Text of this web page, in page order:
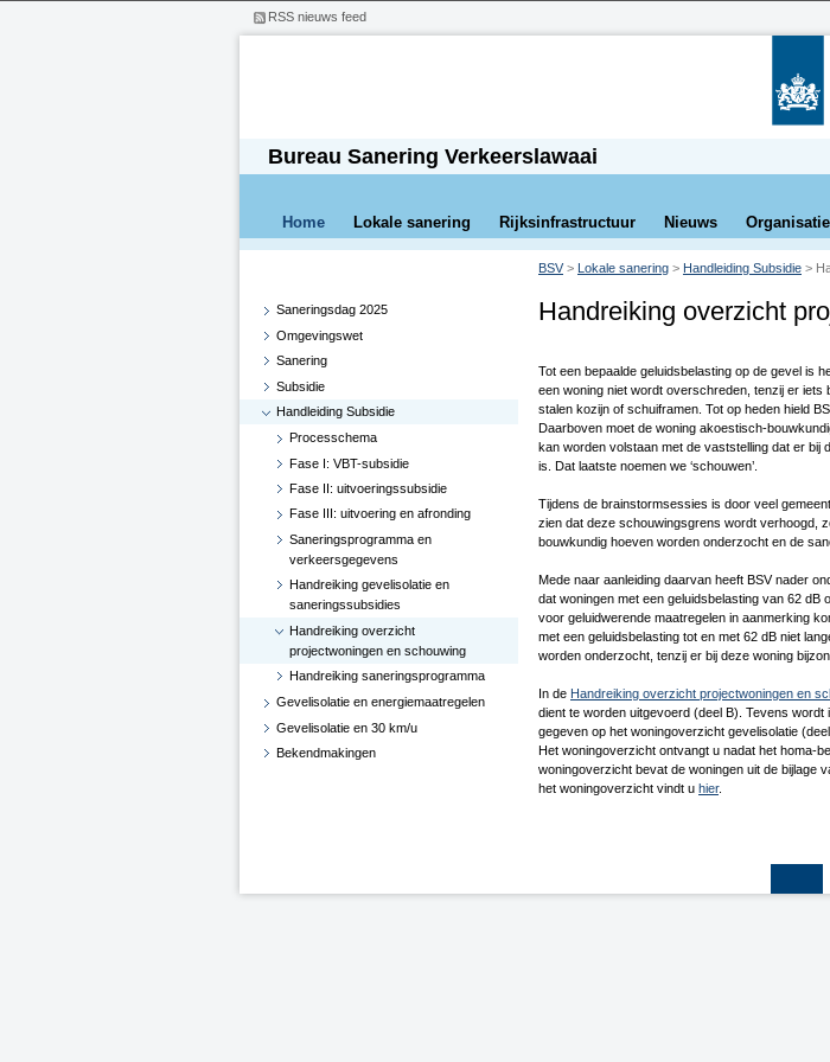
Bureau Sanering Verkeerslawaai
Home Lokale sanering Rijksinfrastructuur Nieuws Organisatie
BSV> Lokale sanering > Handleiding Subsidie >
Handreiking overzicht
Tot een bepaalde geluidsbelasting op de gevel is
een woning niet wordt overschreden, tenzij er iets
stalen kozijn of schuiframen. Tot op heden hield
Daarboven moet de woning akoestisch-
kan worden volstaan met de vaststelling dat er bij
is. Dat laatste noemen we ‘schouwen’.
Tijdens de brainstormsessies is door veel
zien dat deze schouwingsgrens wordt verhoogd,
bouwkundig hoeven worden onderzocht en de
Mede naar aanleiding daarvan heeft BSV nader
dat woningen met een geluidsbelasting van 62 dB
voor geluidwerende maatregelen in aanmerking
met een geluidsbelasting tot en met 62 dB niet
worden onderzocht, tenzij er bij deze woning
In de Handreiking overzicht projectwoningen en
dient te worden uitgevoerd (deel B). Tevens wordt
gegeven op het woningoverzicht gevelisolatie (deel
Het woningoverzicht ontvangt u nadat het homa-
woningoverzicht bevat de woningen uit de bijlage
het woningoverzicht vindt u hier.
Saneringsdag 2025
Omgevingswet
Sanering
Subsidie
Handleiding Subsidie
Processchema
Fase I: VBT-subsidie
Fase II: uitvoeringssubsidie
Fase III: uitvoering en afronding
Saneringsprogramma en
verkeersgegevens
Handreiking gevelisolatie en
saneringssubsidies
Handreiking overzicht
projectwoningen en schouwing
Handreiking saneringsprogramma
Gevelisolatie en energiemaatregelen
Gevelisolatie en 30 km/u
Bekendmakingen
RSS nieuws feed